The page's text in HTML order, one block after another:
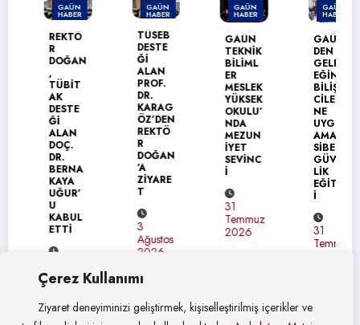
Çerez Kullanımı
Ziyaret deneyiminizi geliştirmek, kişiselleştirilmiş içerikler ve
GAÜN
HABER
REKTÖ
DOĞAN
TÜBİT
DESTE
ALAN
DOÇ.
DR.
BERNA
KAYA
UĞUR’
KABUL
ETTİ
Ağustos
2026
GAÜN
HABER
TÜSEB
DESTE
ALAN
PROF.
KARAG
ÖZ’DEN
REKTÖ
DOĞAN
ZİYARE
Ağustos
2026
GAÜN
HABER
GAÜN
TEKNİK
BİLİML
MESLEK
YÜKSEK
OKULU’
NDA
MEZUN
İYET
SEVİNC
Temmuz
2026
GAÜN
HABER
GAÜN’
DEN
GELEC
EĞİN
BİLİŞİM
CİLERİ
UYGUL
AMALI
SİBER
GÜVEN
EĞİTİM
Temmuz